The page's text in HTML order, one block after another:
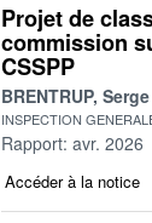
Projet de
commission
CSSPP
BRENTRUP, Serge
INSPECTION
Rapport: avr. 2026
Accéder à la notice